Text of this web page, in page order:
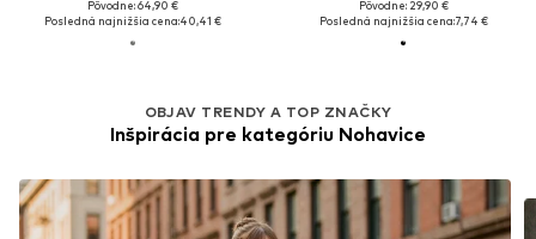
Pôvodne: 64,90 €
Posledná najnižšia cena:40,41 €
Pôvodne: 29,90 €
Posledná najnižšia cena:7,74 €
OBJAV TRENDY A TOP ZNAČKY
Inšpirácia pre kategóriu Nohavice